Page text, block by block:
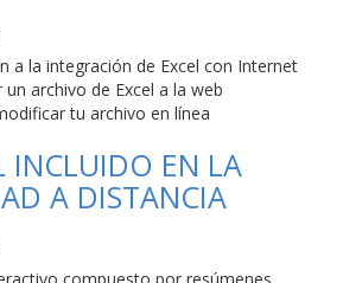
a la integración de Excel con Internet
archivo de Excel a la web
tu archivo en línea
INCLUIDO EN LA
A DISTANCIA